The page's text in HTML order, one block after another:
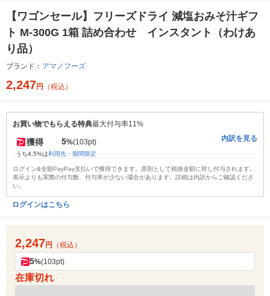
【ワゴンセール】フリーズドライ 減塩おみそ汁ギフ
ト M-300G 1箱 詰め合わせ インスタント（わけあ
り品）
ブランド： アマノフーズ
2,247円 （税込）
お買い物でもらえる特典最大付与率11%
獲得 5%(103pt)
うち4.5%は利用先・期間限定
内訳を見る
ログイン&全額PayPay支払いで獲得できます。原則として税抜金額に対し付与されます。
表示よりも実際の付与数、付与率が少ない場合があります。詳細は内訳からご確認くださ
い。
ログインはこちら
2,247円 （税込）
5%(103pt)
在庫切れ